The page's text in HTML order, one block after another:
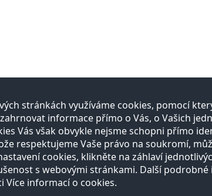
samoobsluha
se přírodovědců
Učitelé
Registrace
Nabídka služeb
stránkách využíváme cookies, pomocí
informace přímo o Vás, o Vašich
Vás však obvykle nejsme schopni přímo
respektujeme Vaše právo na soukromí,
cookies, klikněte na záhlaví
s webovými stránkami. Další
Více informací o cookies.